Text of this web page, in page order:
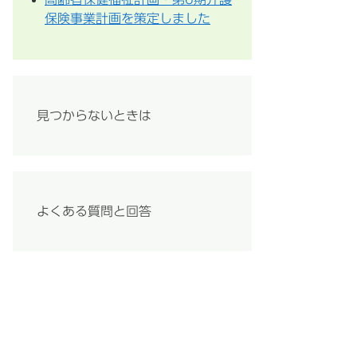
保険事業計画を策定しました
見つからないときは
よくある質問と回答